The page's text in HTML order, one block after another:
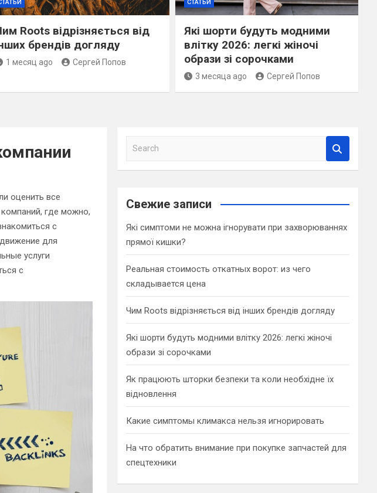
Roots відрізняється від
брендів догляду
1 месяц ago Сергей Попов
СТАТЬИ
Які шорти будуть модними
влітку 2026: легкі жіночі
образи зі сорочками
3 месяца ago Сергей Попов
оценить все
где можно,
с
для
услуги
с
a
c
Свежие записи
Які симптоми не можна ігнорувати при захворюваннях
прямої кишки?
Реальная стоимость откатных ворот: из чего
складывается цена
Чим Roots відрізняється від інших брендів догляду
Які шорти будуть модними влітку 2026: легкі жіночі
образи зі сорочками
Як працюють шторки безпеки та коли необхідне їх
відновлення
Какие симптомы климакса нельзя игнорировать
На что обратить внимание при покупке запчастей для
спецтехники